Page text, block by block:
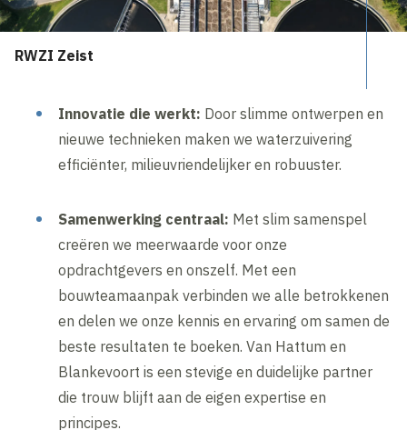
RWZI Zeist
Innovatie die werkt: Door slimme ontwerpen en
nieuwe technieken maken we waterzuivering
efficiënter, milieuvriendelijker en robuuster.
Samenwerking centraal: Met slim samenspel
creëren we meerwaarde voor onze
opdrachtgevers en onszelf. Met een
bouwteamaanpak verbinden we alle betrokkenen
en delen we onze kennis en ervaring om samen de
beste resultaten te boeken. Van Hattum en
Blankevoort is een stevige en duidelijke partner
die trouw blijft aan de eigen expertise en
principes.